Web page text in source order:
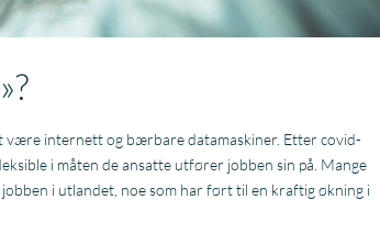
være internett og bærbare datamaskiner. Etter covid-
i måten de ansatte utfører jobben sin på. Mange
i utlandet, noe som har ført til en kraftig økning i